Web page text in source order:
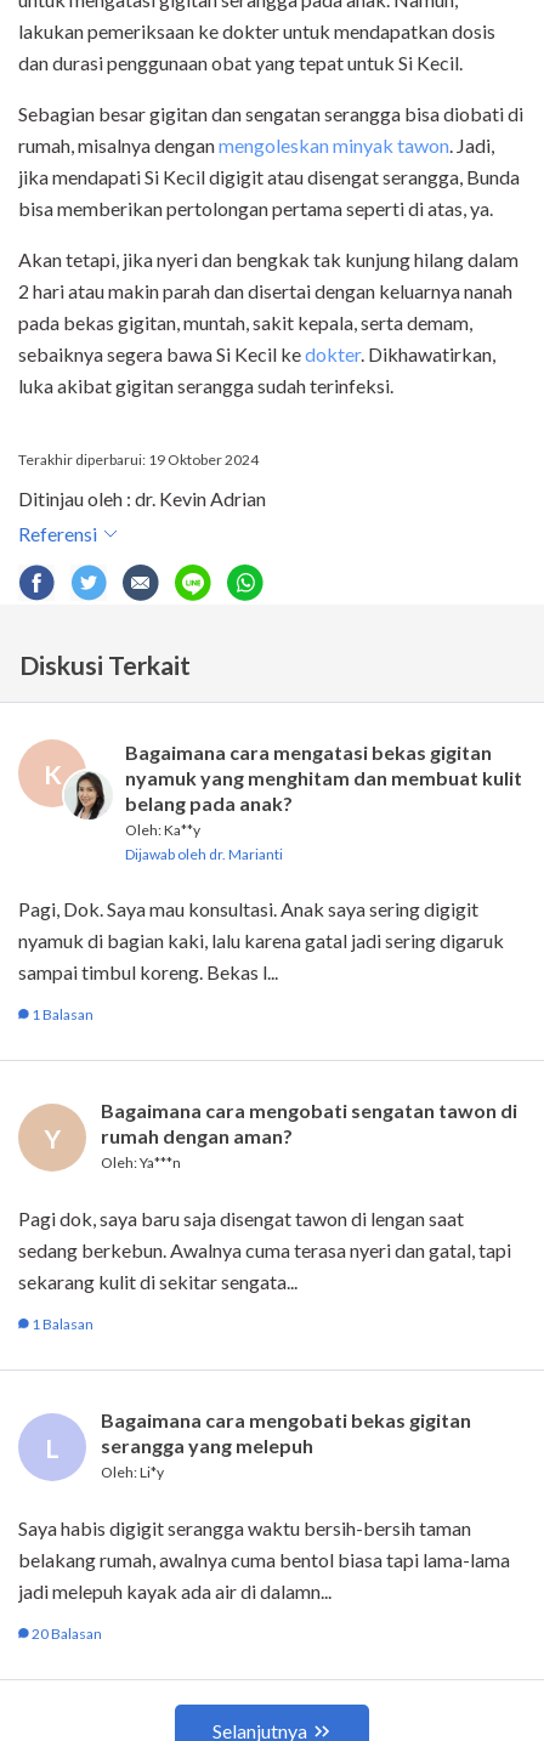
lakukan pemeriksaan ke dokter untuk mendapatkan dosis
dan durasi penggunaan obat yang tepat untuk Si Kecil.
Sebagian besar gigitan dan sengatan serangga bisa diobati di
rumah, misalnya denganmengoleskan minyak tawon. Jadi,
jika mendapati Si Kecil digigit atau disengat serangga, Bunda
bisa memberikan pertolongan pertama seperti di atas, ya.
Akan tetapi, jika nyeri dan bengkak tak kunjung hilang dalam
2 hari atau makin parah dan disertai dengan keluarnya nanah
pada bekas gigitan, muntah, sakit kepala, serta demam,
sebaiknya segera bawa Si Kecil kedokter. Dikhawatirkan,
luka akibat gigitan serangga sudah terinfeksi.
Terakhir diperbarui: 19 Oktober 2024